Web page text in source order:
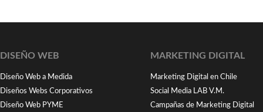
DISEÑO WEB
Diseño Web a Medida
Diseños Webs Corporativos
Diseño Web PYME
MARKETING DIGITAL
Marketing Digital en Chile
Social Media LAB V.M.
Campañas de Marketing Digital